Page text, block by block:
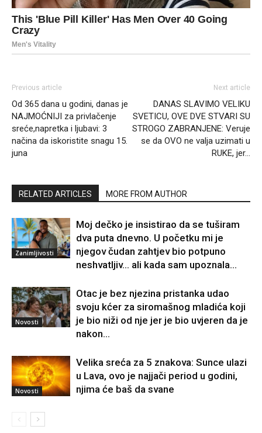
Previous article
Od 365 dana u godini, danas je
NAJMOĆNIJI za privlačenje
sreće,napretka i ljubavi: 3
načina da iskoristite snagu 15.
juna
Next article
DANAS SLAVIMO VELIKU
SVETICU, OVE DVE STVARI SU
STROGO ZABRANJENE: Veruje
se da OVO ne valja uzimati u
RUKE, jer…
RELATED ARTICLES MORE FROM AUTHOR
Zanimljivosti
Moj dečko je insistirao da se tuširam
dva puta dnevno. U početku mi je
njegov čudan zahtjev bio potpuno
neshvatljiv… ali kada sam upoznala...
Novosti
Otac je bez njezina pristanka udao
svoju kćer za siromašnog mladića koji
je bio niži od nje jer je bio uvjeren da je
nakon...
Novosti
Velika sreća za 5 znakova: Sunce ulazi
u Lava, ovo je najjači period u godini,
njima će baš da svane